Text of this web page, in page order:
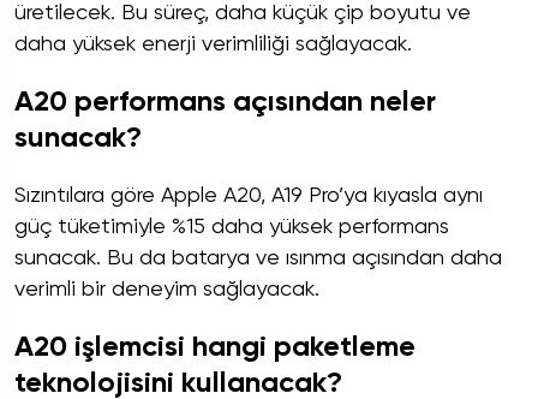
üretilecek. Bu süreç, daha küçük çip boyutu ve
daha yüksek enerji verimliliği sağlayacak.
A20 performans açısından neler
sunacak?
Sızıntılara göre Apple A20, A19 Pro’ya kıyasla aynı
güç tüketimiyle %15 daha yüksek performans
sunacak. Bu da batarya ve ısınma açısından daha
verimli bir deneyim sağlayacak.
A20 işlemcisi hangi paketleme
teknolojisini kullanacak?